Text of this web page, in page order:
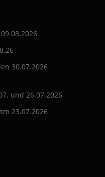
30.07.2026
und 26.07.2026
23.07.2026